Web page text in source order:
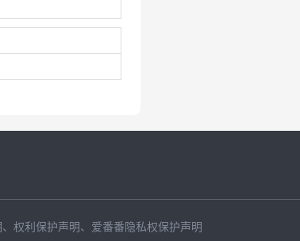
、 权利保护声明 、 爱番番隐私权保护声明